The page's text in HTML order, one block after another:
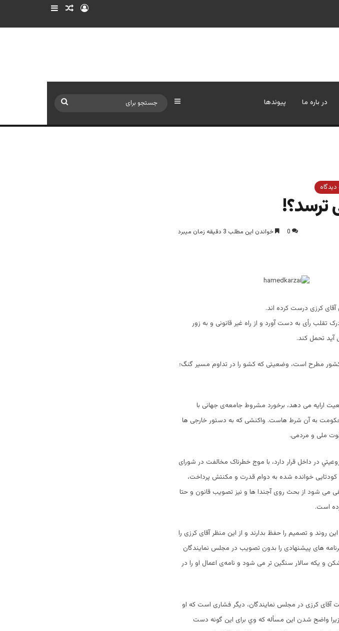
ورود نوشته تصادفی
در باره ما پیوندها سایدبار
ترسد؟!
0 خواندن این مطلب 3 دقیقه زمان میبرد
آقای کرزی درست کرده اند.
تقلب رأی به دست آورد و از راه غیر قانونی و به زور
تحمل کند.
مطرح است، وضعیتی که کشو را در تداوم مسیر گنگ؛
ارایه می دهد، برخورد مشروط جامعه‌ی جهانی با
به آن شرط هاست. واکنشی که به دستور خارجی ها
ملی و مردمی.
در داخل قرار دارد، با موج خطرناک مخالفت در شورای
خوانده شده به دوام قدرت و مکنتش پرداخت،
می شود از بحث روی آجندا ها و نیز تصویب قانون و حتا
است.
روند و تصمیم را حفظ بدارند و از این منظر آقای کرزی را
های پیشنهادی را بدون تصویب در مجلس نمایندگان
و یکه سالار سنگین تر می شود و نامه‌ی اعمال او را در
کرزی در مجلس نمایندگان، دیگر فشاری است که او
زیرا واضح شدن این مسأله که وي برای این گونه دست